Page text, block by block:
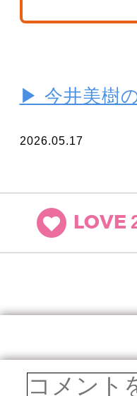
▶ 今井美樹
2026.05.17
LOVE